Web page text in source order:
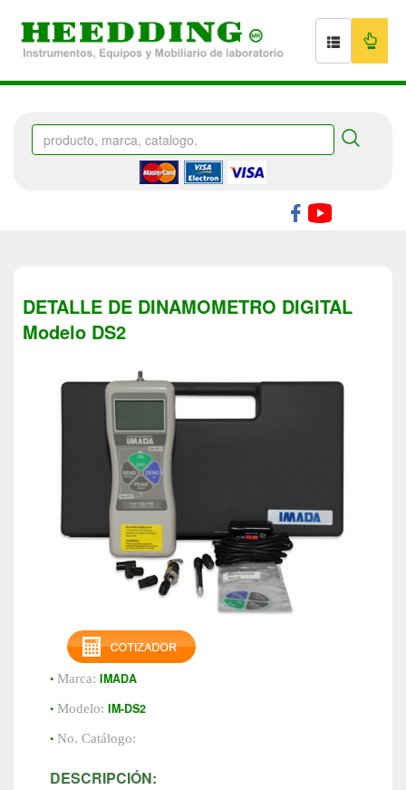
DETALLE DE DINAMOMETRO DIGITAL
Modelo DS2
• Marca: IMADA
• Modelo: IM-DS2
• No. Catálogo:
DESCRIPCIÓN: